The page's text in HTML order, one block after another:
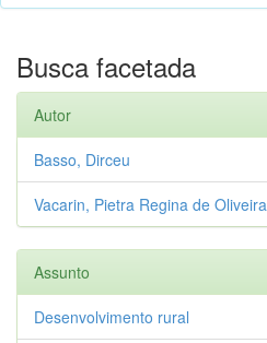
Busca facetada
Autor
Basso, Dirceu
Vacarin, Pietra Regina de Oliveira
Assunto
Desenvolvimento rural